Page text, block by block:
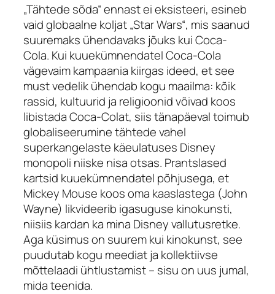
„Tähtede sõda“ ennast ei eksisteeri, esineb
vaid globaalne koljat „Star Wars“, mis saanud
suuremaks ühendavaks jõuks kui Coca-
Cola. Kui kuuekümnendatel Coca-Cola
vägevaim kampaania kiirgas ideed, et see
must vedelik ühendab kogu maailma: kõik
rassid, kultuurid ja religioonid võivad koos
libistada Coca-Colat, siis tänapäeval toimub
globaliseerumine tähtede vahel
superkangelaste käeulatuses Disney
monopoli niiske nisa otsas. Prantslased
kartsid kuuekümnendatel põhjusega, et
Mickey Mouse koos oma kaaslastega (John
Wayne) likvideerib igasuguse kinokunsti,
niisiis kardan ka mina Disney vallutusretke.
Aga küsimus on suurem kui kinokunst, see
puudutab kogu meediat ja kollektiivse
mõttelaadi ühtlustamist – sisu on uus jumal,
mida teenida.